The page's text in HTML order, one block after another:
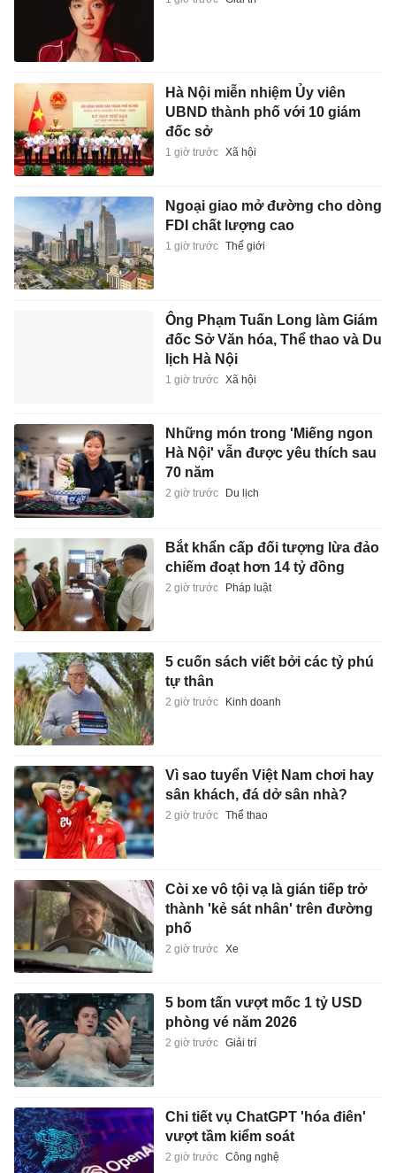
Hà Nội miễn nhiệm Ủy viên
UBND thành phố với 10 giám
đốc sở
1 giờ trước Xã hội
Ngoại giao mở đường cho dòng
FDI chất lượng cao
1 giờ trước Thế giới
Ông Phạm Tuấn Long làm Giám
đốc Sở Văn hóa, Thể thao và Du
lịch Hà Nội
1 giờ trước Xã hội
Những món trong 'Miếng ngon
Hà Nội' vẫn được yêu thích sau
70 năm
2 giờ trước Du lịch
Bắt khẩn cấp đối tượng lừa đảo
chiếm đoạt hơn 14 tỷ đồng
2 giờ trước Pháp luật
5 cuốn sách viết bởi các tỷ phú
tự thân
2 giờ trước Kinh doanh
Vì sao tuyển Việt Nam chơi hay
sân khách, đá dở sân nhà?
2 giờ trước Thể thao
Còi xe vô tội vạ là gián tiếp trở
thành 'kẻ sát nhân' trên đường
phố
2 giờ trước Xe
5 bom tấn vượt mốc 1 tỷ USD
phòng vé năm 2026
2 giờ trước Giải trí
Chi tiết vụ ChatGPT 'hóa điên'
vượt tầm kiểm soát
2 giờ trước Công nghệ